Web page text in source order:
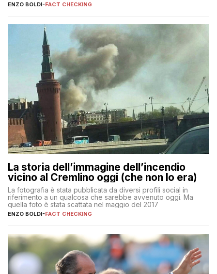
ENZO BOLDI-FACT CHECKING
La storia dell’immagine dell’incendio
vicino al Cremlino oggi (che non lo era)
La fotografia è stata pubblicata da diversi profili social in
riferimento a un qualcosa che sarebbe avvenuto oggi. Ma
quella foto è stata scattata nel maggio del 2017
ENZO BOLDI-FACT CHECKING